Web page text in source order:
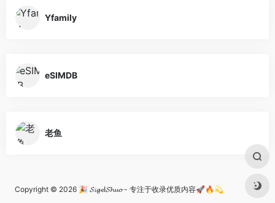
Yfamily
eSIMDB
老鱼
Copyright © 2026 🎉 𝓢𝓲𝓰𝓮!𝓢𝓱𝓾𝓸 - 专注于收录优质内容🚀🔥💫